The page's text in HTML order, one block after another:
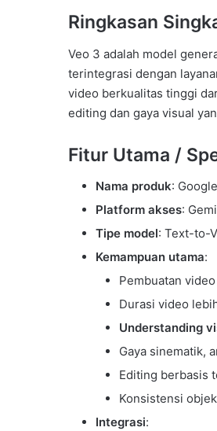
Ringkasan
Veo 3 adalah model
terintegrasi dengan
video berkualitas tinggi
editing dan gaya visual
Fitur Utama /
Nama produk:
Platform akses:
Tipe model: Text-to-
Kemampuan utama:
Pembuatan
Durasi video
Understanding
Gaya sinematik,
Editing berbasis
Konsistensi
Integrasi: